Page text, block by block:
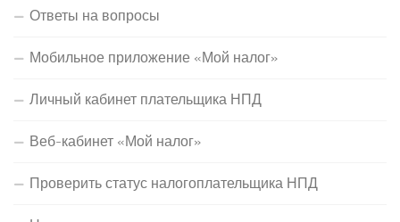
Ответы на вопросы
Мобильное приложение «Мой налог»
Личный кабинет плательщика НПД
Веб-кабинет «Мой налог»
Проверить статус налогоплательщика НПД